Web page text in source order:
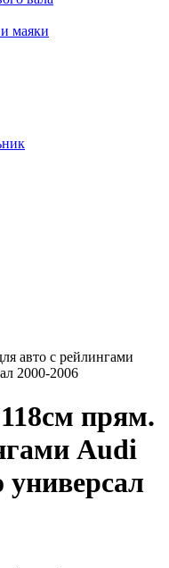
маяки
авто с рейлингами
2000-2006
прям.
Audi